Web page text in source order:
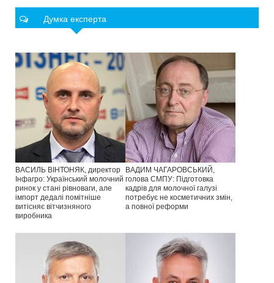
Думка експерта
ВАСИЛЬ ВІНТОНЯК, директор
Інфагро: Український молочний
ринок у стані рівноваги, але
імпорт дедалі помітніше
витісняє вітчизняного
виробника
ВАДИМ ЧАГАРОВСЬКИЙ,
голова СМПУ: Підготовка
кадрів для молочної галузі
потребує не косметичних змін,
а повної реформи